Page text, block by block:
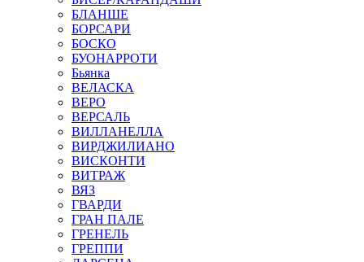
БЛАНШЕ
БОРСАРИ
БОСКО
БУОНАРРОТИ
Бьянка
ВЕЛАСКА
ВЕРО
ВЕРСАЛЬ
ВИЛЛАНЕЛЛА
ВИРДЖИЛИАНО
ВИСКОНТИ
ВИТРАЖ
ВЯЗ
ГВАРДИ
ГРАН ПАЛЕ
ГРЕНЕЛЬ
ГРЕППИ